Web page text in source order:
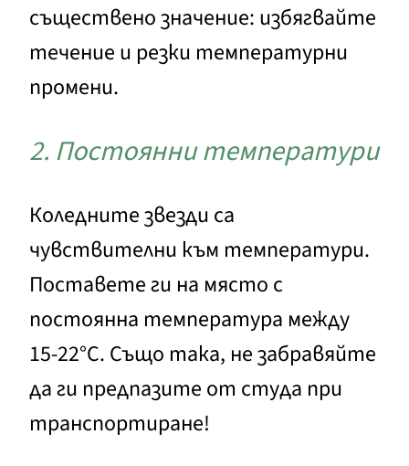
съществено значение: избягвайте
течение и резки температурни
промени.
2. Постоянни температури
Коледните звезди са
чувствителни към температури.
Поставете ги на място с
постоянна температура между
15-22°C. Също така, не забравяйте
да ги предпазите от студа при
транспортиране!